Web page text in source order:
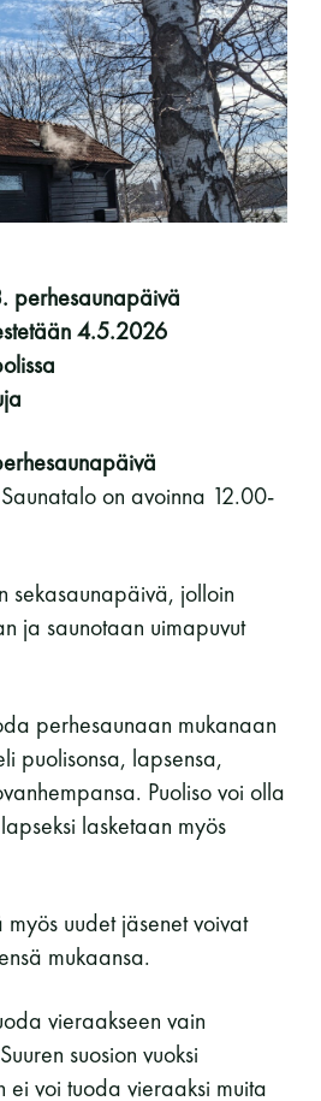
ovat maanantai ja
torstai
tiistai, keskiviikko,
ja lauantai
lauantai on on
lauantai
25 €
ilmainen
275€ / 115€
perhesaunapäivä
4.5.2026
on avoinna 12.00-
sekasaunapäivä, jolloin
ja saunotaan uimapuvut
perhesaunaan mukanaan
puolisonsa, lapsensa,
Puoliso voi olla
lasketaan myös
uudet jäsenet voivat
mukaansa.
vieraakseen vain
suosion vuoksi
voi tuoda vieraaksi muita